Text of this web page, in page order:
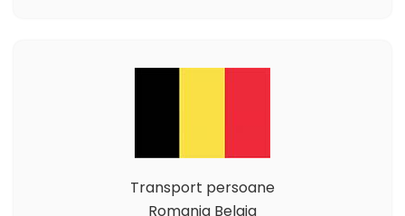
Transport persoane
Romania Belgia